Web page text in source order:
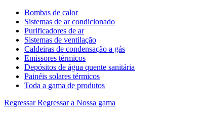
Bombas de calor
Sistemas de ar condicionado
Purificadores de ar
Sistemas de ventilação
Caldeiras de condensação a gás
Emissores térmicos
Depósitos de água quente sanitária
Painéis solares térmicos
Toda a gama de produtos
Regressar Regressar a Nossa gama